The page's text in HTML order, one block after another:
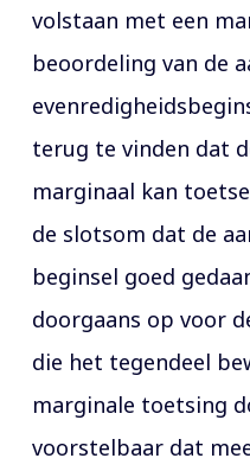
volstaan met een
beoordeling van de
terug te vinden dat
marginaal kan
de slotsom dat de
beginsel goed
doorgaans op voor
die het tegendeel
marginale toetsing
voorstelbaar dat